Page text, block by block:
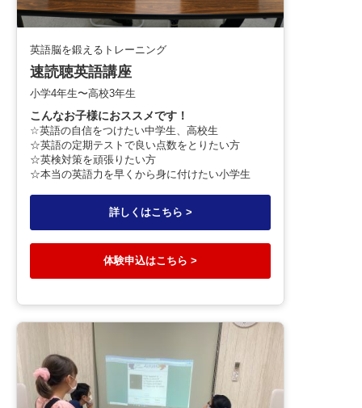
英語脳を鍛えるトレーニング
速読聴英語講座
小学4年生〜高校3年生
こんなお子様におススメです！
☆英語の自信をつけたい中学生、高校生
☆英語の定期テストで良い点数をとりたい方
☆英検対策を頑張りたい方
☆本当の英語力を早くから身に付けたい小学生
詳しくはこちら >
体験申込はこちら >